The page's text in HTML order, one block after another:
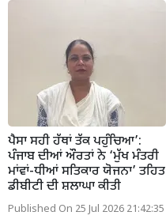
ਪੈਸਾ ਸਹੀ ਹੱਥਾਂ ਤੱਕ ਪਹੁੰਚਿਆ’:
ਪੰਜਾਬ ਦੀਆਂ ਔਰਤਾਂ ਨੇ ‘ਮੁੱਖ ਮੰਤਰੀ
ਮਾਂਵਾਂ-ਧੀਆਂ ਸਤਿਕਾਰ ਯੋਜਨਾ’ ਤਹਿਤ
ਡੀਬੀਟੀ ਦੀ ਸ਼ਲਾਘਾ ਕੀਤੀ
Published On 25 Jul 2026 21:42:35